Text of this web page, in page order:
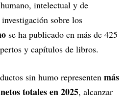
intelectual y de
sobre los
se ha publicado en más de 425
y capítulos de libros.
sin humo representen más
totales en 2025, alcanzar